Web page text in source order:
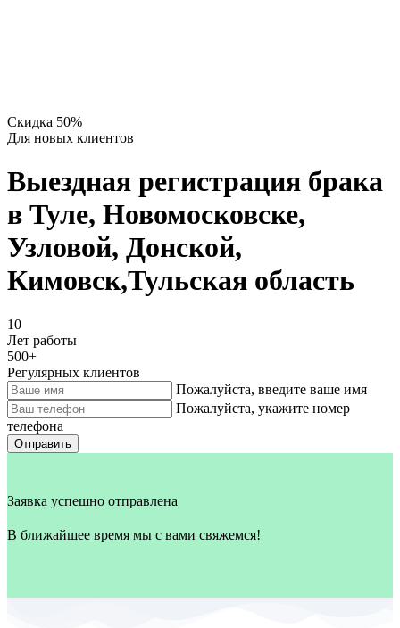
Скидка 50%
Для новых клиентов
Выездная регистрация брака
в Туле, Новомосковске,
Узловой, Донской,
Кимовск,Тульская область
10
Лет работы
500+
Регулярных клиентов
Пожалуйста, введите ваше имя
Пожалуйста, укажите номер
телефона
Отправить
Заявка успешно отправлена
В ближайшее время мы с вами свяжемся!